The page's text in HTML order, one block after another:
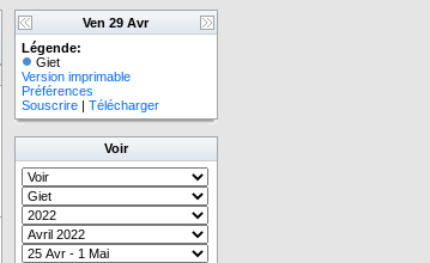
Ven 29 Avr
Légende:
Giet
Version imprimable
Préférences
Souscrire | Télécharger
Voir